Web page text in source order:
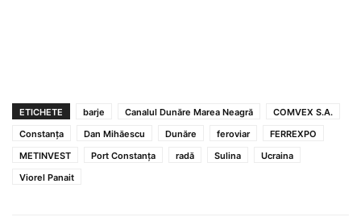
ETICHETE barje Canalul Dunăre Marea Neagră
COMVEX S.A.
Constanţa
Dan Mihăescu Dunăre feroviar
FERREXPO
METINVEST
Port Constanţa radă Sulina
Ucraina
Viorel Panait